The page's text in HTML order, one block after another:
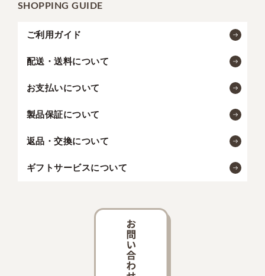
SHOPPING GUIDE
ご利用ガイド
配送・送料について
お支払いについて
製品保証について
返品・交換について
ギフトサービスについて